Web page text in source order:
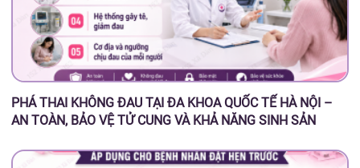
PHÁ THAI KHÔNG ĐAU TẠI ĐA KHOA QUỐC TẾ HÀ NỘI –
AN TOÀN, BẢO VỆ TỬ CUNG VÀ KHẢ NĂNG SINH SẢN